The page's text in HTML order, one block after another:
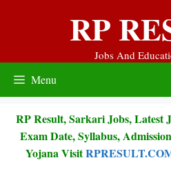
RP
Jobs And
Menu
RP Result, Sarkari Jobs, Latest
Exam Date, Syllabus,
Yojana Visit